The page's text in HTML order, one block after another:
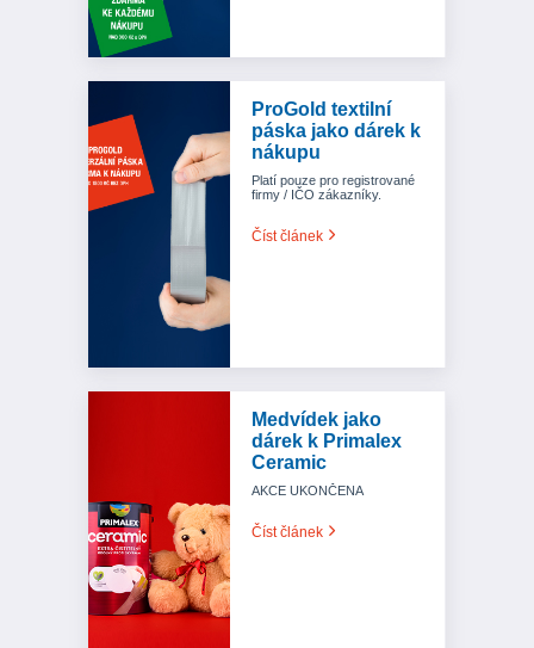
ProGold textilní
páska jako dárek k
nákupu
Platí pouze pro registrované
firmy / IČO zákazníky.
Číst článek
Medvídek jako
dárek k Primalex
Ceramic
AKCE UKONČENA
Číst článek